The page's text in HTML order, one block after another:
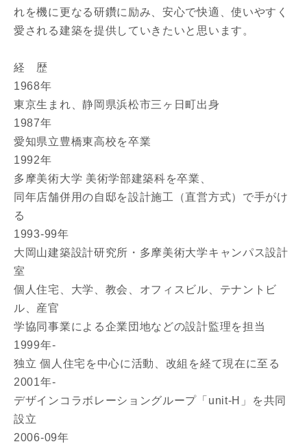
れを機に更なる研鑽に励み、安心で快適、使いやすく
愛される建築を提供していきたいと思います。
経 歴
1968年
東京生まれ、静岡県浜松市三ヶ日町出身
1987年
愛知県立豊橋東高校を卒業
1992年
多摩美術大学 美術学部建築科を卒業、
同年店舗併用の自邸を設計施工（直営方式）で手がけ
る
1993-99年
大岡山建築設計研究所・多摩美術大学キャンパス設計
室
個人住宅、大学、教会、オフィスビル、テナントビ
ル、産官
学協同事業による企業団地などの設計監理を担当
1999年-
独立 個人住宅を中心に活動、改組を経て現在に至る
2001年-
デザインコラボレーショングループ「unit-H」を共同
設立
2006-09年
お名前
メールアドレス
ご住所
郵便番号